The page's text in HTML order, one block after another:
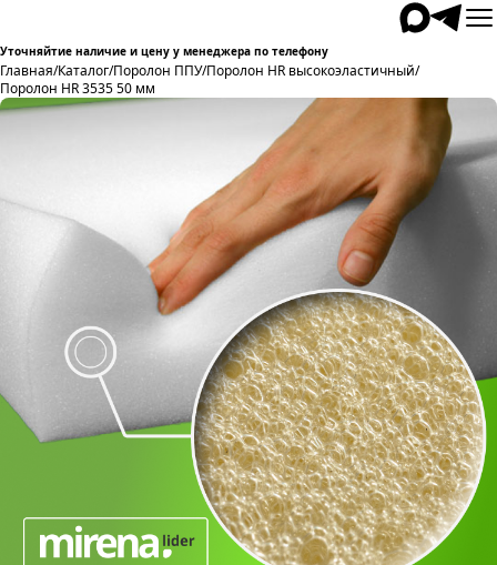
Уточняйтие наличие и цену у менеджера по телефону
Главная/Каталог/Поролон ППУ/Поролон HR высокоэластичный/
Поролон HR 3535 50 мм